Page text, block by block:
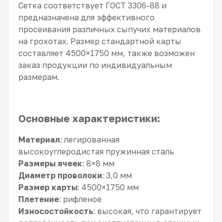
Сетка соответствует ГОСТ 3306-88 и
предназначена для эффективного
просеивания различных сыпучих материалов
на грохотах. Размер стандартной карты
составляет 4500×1750 мм, также возможен
заказ продукции по индивидуальным
размерам.
Основные характеристики:
Материал: легированная
высокоуглеродистая пружинная сталь
Размеры ячеек: 8×8 мм
Диаметр проволоки: 3,0 мм
Размер карты: 4500×1750 мм
Плетение: рифленое
Износостойкость: высокая, что гарантирует